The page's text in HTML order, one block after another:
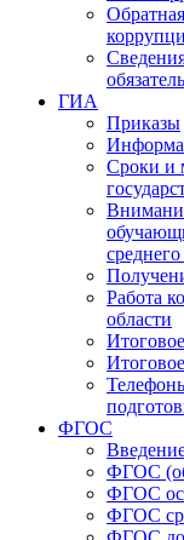
ГИА
Приказы
Сроки и
Работа
области
ФГОС
ФГОС
ФГОС
ФГОС